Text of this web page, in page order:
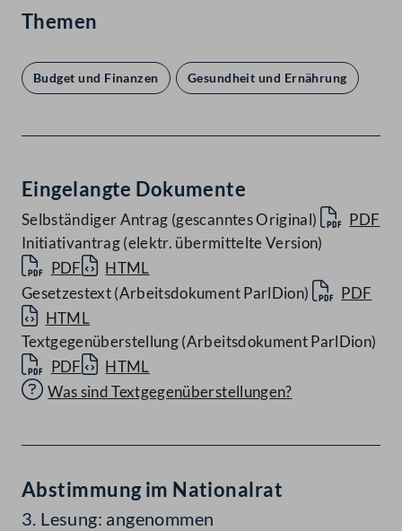
Themen
Budget und Finanzen Gesundheit und Ernährung
Eingelangte Dokumente
Selbständiger Antrag (gescanntes Original)
PDF
Initiativantrag (elektr. übermittelte Version)
PDF
HTML
Gesetzestext (Arbeitsdokument ParlDion)
PDF
HTML
Textgegenüberstellung (Arbeitsdokument ParlDion)
PDF
HTML
Was sind Textgegenüberstellungen?
Abstimmung im Nationalrat
3. Lesung: angenommen